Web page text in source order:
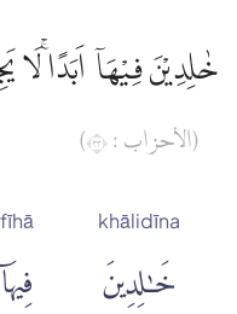
خٰلِدِيْنَ فِيْهَآ اَبَدًاۚ لَا
(الأحزاب : ٣٣)
khālidīna
خَٰلِدِينَ
fīhā
فِيهَآ